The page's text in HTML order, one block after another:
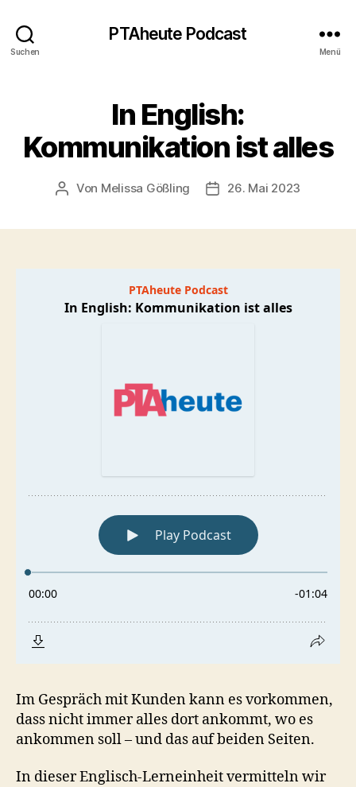
Suchen
PTAheute Podcast
Menü
In English:
Kommunikation ist alles
Beitragsautor
Von Melissa Gößling Veröffentlichungsdatum
26. Mai 2023
Im Gespräch mit Kunden kann es vorkommen,
dass nicht immer alles dort ankommt, wo es
ankommen soll – und das auf beiden Seiten.
In dieser Englisch-Lerneinheit vermitteln wir